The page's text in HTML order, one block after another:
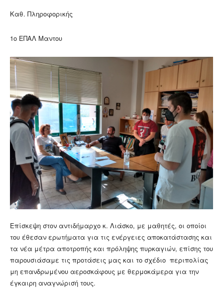
Καθ. Πληροφορικής
1ο ΕΠΑΛ Μαντου
Επίσκεψη στον αντιδήμαρχο κ. Λιάσκο, με μαθητές, οι οποίοι
του έθεσαν ερωτήματα για τις ενέργειες αποκατάστασης και
τα νέα μέτρα αποτροπής και πρόληψης πυρκαγιών, επίσης του
παρουσιάσαμε τις προτάσεις μας και το σχέδιο περιπολίας
μη επανδρωμένου αεροσκάφους με θερμοκάμερα για την
έγκαιρη αναγνώρισή τους.